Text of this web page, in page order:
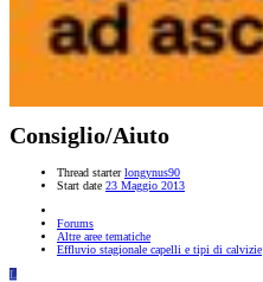
Consiglio/Aiuto
Thread starter longynus90
Start date 23 Maggio 2013
Forums
Altre aree tematiche
Effluvio stagionale capelli e tipi di calvizie
L